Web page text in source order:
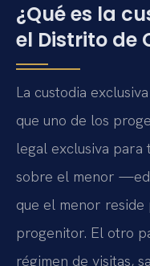
¿Qué es la
el Distrito de
La custodia
que uno de los
legal exclusiva para
sobre el menor
que el menor
progenitor. El otro
régimen de visitas,